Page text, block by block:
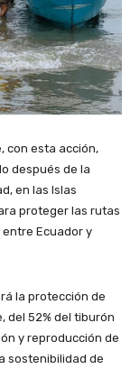
con esta acción,
después de la
en las Islas
proteger las rutas
Ecuador y
la protección de
del 52% del tiburón
y reproducción de
sostenibilidad de